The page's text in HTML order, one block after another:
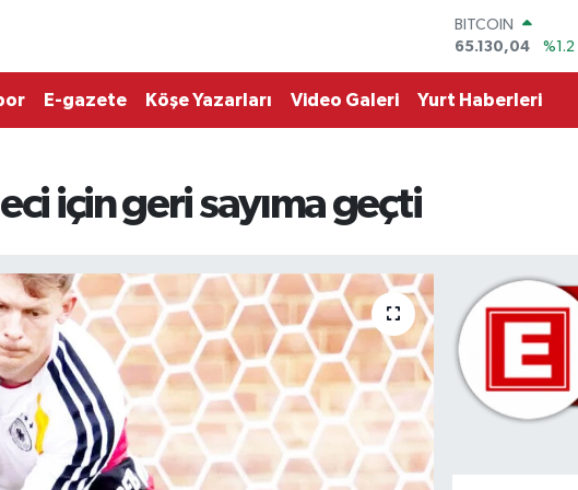
BITCOIN
65.130,04
%1.2
EURO
55,1652
%0.27
E-gazete Köşe Yazarları Video Galeri Yurt Haberleri
için geri sayıma geçti